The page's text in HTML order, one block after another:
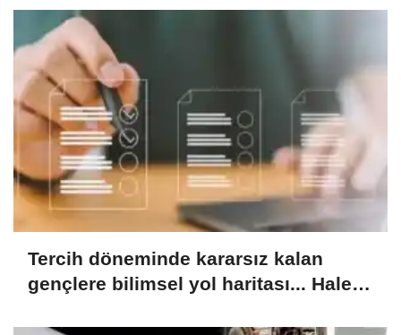
Tercih döneminde kararsız kalan
gençlere bilimsel yol haritası... Halen